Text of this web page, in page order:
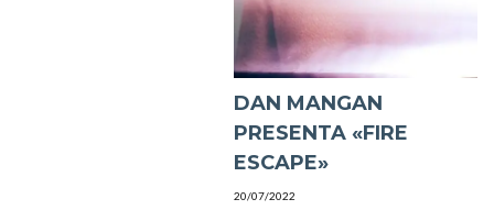
DAN MANGAN
PRESENTA «FIRE
ESCAPE»
20/07/2022